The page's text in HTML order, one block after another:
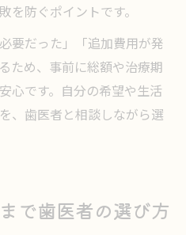
を防ぐポイントです。
要だった」「追加費用が発
ため、事前に総額や治療期
心です。自分の希望や生活
、歯医者と相談しながら選
で歯医者の選び方